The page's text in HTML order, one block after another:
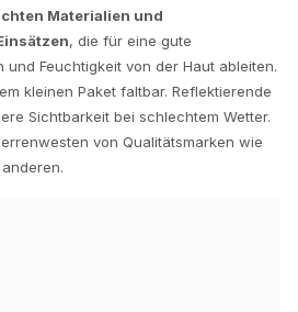
Materialien und
, die für eine gute
und Feuchtigkeit von der Haut ableiten.
kleinen Paket faltbar. Reflektierende
Sichtbarkeit bei schlechtem Wetter.
von Qualitätsmarken wie